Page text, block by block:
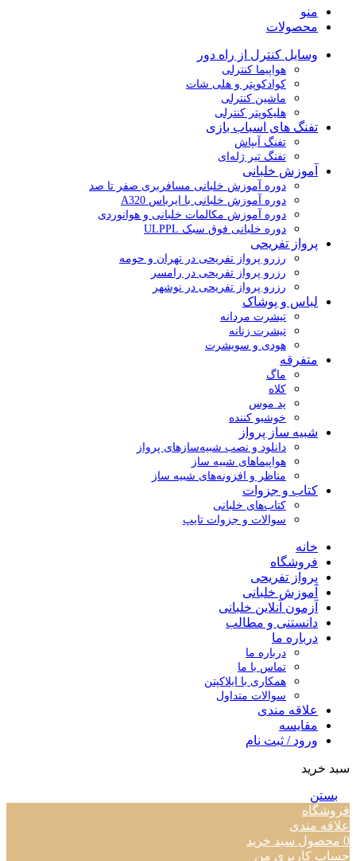
منو
محصولات
وسایل کنترل از راه دور
هواپیما کنترلی
کوادکوپتر و هلی شات
ماشین کنترلی
هلیکوپتر کنترلی
تفنگ های اسباب بازی
تفنگ آبپاش
تفنگ تیر ژله‌ای
آموزش خلبانی
دوره آموزش خلبانی مسافربری صفر تا صد
دوره آموزش خلبانی با ایرباس A320
دوره آموزش مکالمات خلبانی و هوانوردی
دوره خلبانی فوق سبک ULPPL
پرواز تفریحی
رزرو پرواز تفریحی در تهران و حومه
رزرو پرواز تفریحی در رامسر
رزرو پرواز تفریحی در نوشهر
لباس و پوشاک
تیشرت مردانه
تیشرت زنانه
هودی و سویشرت
متفرقه
ماگ
کلاه
پد موس
خوشبو کننده
شبیه ساز پرواز
دانلود و نصب شبیه‌سازهای پرواز
هواپیماهای شبیه ساز
مناظر و افزونه‌های شبیه ساز
کتاب و جزوات
کتاب‌های خلبانی
سوالات و جزوات تایپ
خانه
فروشگاه
پرواز تفریحی
آموزش خلبانی
آزمون آنلاین خلبانی
دانستنی و مطالب
درباره ما
درباره ما
تماس با ما
همکاری با ایلاکپتن
سوالات متداول
علاقه مندی
مقایسه
ورود / ثبت نام
سبد خرید
بستن
فروشگاه
علاقه مندی
0 محصول سبد خرید
حساب کاربری من